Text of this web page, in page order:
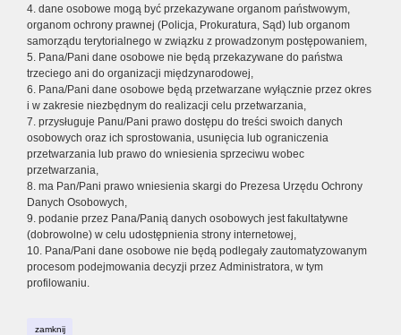
4. dane osobowe mogą być przekazywane organom państwowym,
organom ochrony prawnej (Policja, Prokuratura, Sąd) lub organom
samorządu terytorialnego w związku z prowadzonym postępowaniem,
5. Pana/Pani dane osobowe nie będą przekazywane do państwa
trzeciego ani do organizacji międzynarodowej,
6. Pana/Pani dane osobowe będą przetwarzane wyłącznie przez okres
i w zakresie niezbędnym do realizacji celu przetwarzania,
7. przysługuje Panu/Pani prawo dostępu do treści swoich danych
osobowych oraz ich sprostowania, usunięcia lub ograniczenia
przetwarzania lub prawo do wniesienia sprzeciwu wobec
przetwarzania,
8. ma Pan/Pani prawo wniesienia skargi do Prezesa Urzędu Ochrony
Danych Osobowych,
9. podanie przez Pana/Panią danych osobowych jest fakultatywne
(dobrowolne) w celu udostępnienia strony internetowej,
10. Pana/Pani dane osobowe nie będą podlegały zautomatyzowanym
procesom podejmowania decyzji przez Administratora, w tym
profilowaniu.
zamknij